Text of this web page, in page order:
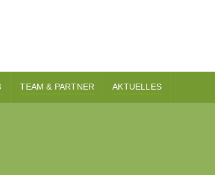
TEAM & PARTNER AKTUELLES